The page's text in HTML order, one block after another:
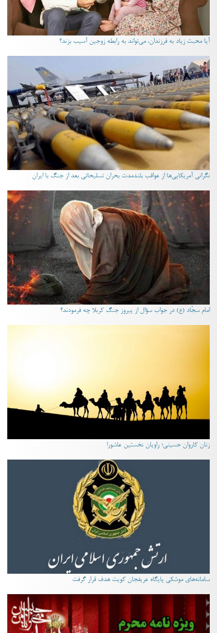
آیا محبت زیاد به فرزندان، می‌تواند به رابطه زوجین آسیب بزند؟
نگرانی آمریکایی‌ها از عواقب بلندمدت بحران تسلیحاتی بعد از جنگ با ایران
امام سجّاد (ع) در جواب سؤال از پیروز جنگ کربلا چه فرمودند؟
زنان کاروان حسینی؛ راویان نخستین عاشورا
سامانه‌های موشکی پایگاه عریفجان کویت هدف قرار گرفت